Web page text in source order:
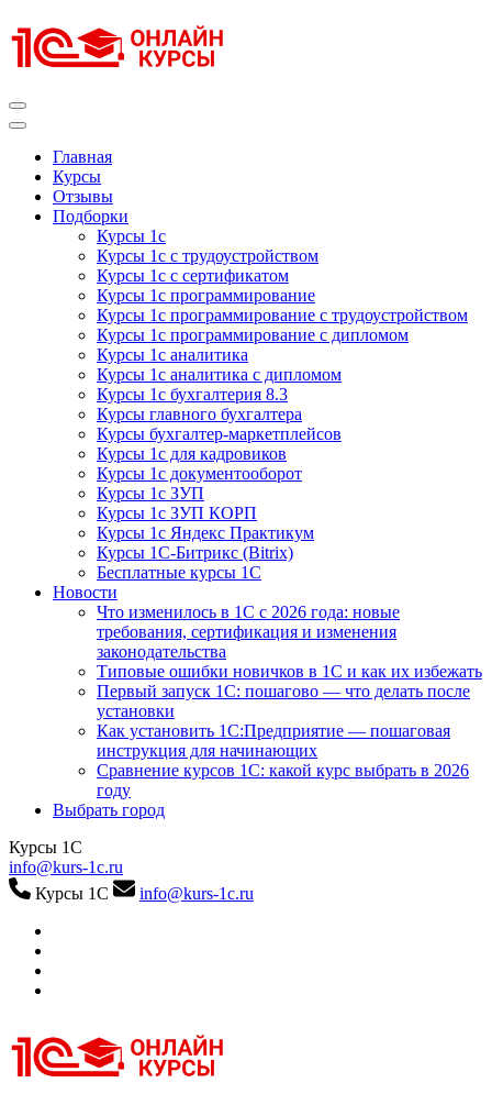
к
содержимому
Главная
Курсы
Отзывы
Подборки
Курсы 1с
Курсы 1с с трудоустройством
Курсы 1с с сертификатом
Курсы 1с программирование
Курсы 1с программирование с трудоустройством
Курсы 1с программирование с дипломом
Курсы 1с аналитика
Курсы 1с аналитика с дипломом
Курсы 1с бухгалтерия 8.3
Курсы главного бухгалтера
Курсы бухгалтер-маркетплейсов
Курсы 1с для кадровиков
Курсы 1с документооборот
Курсы 1с ЗУП
Курсы 1с ЗУП КОРП
Курсы 1с Яндекс Практикум
Курсы 1С-Битрикс (Bitrix)
Бесплатные курсы 1С
Новости
Что изменилось в 1С с 2026 года: новые
требования, сертификация и изменения
законодательства
Типовые ошибки новичков в 1С и как их избежать
Первый запуск 1С: пошагово — что делать после
установки
Как установить 1С:Предприятие — пошаговая
инструкция для начинающих
Сравнение курсов 1С: какой курс выбрать в 2026
году
Выбрать город
Курсы 1С
info@kurs-1c.ru
Курсы 1С
info@kurs-1c.ru